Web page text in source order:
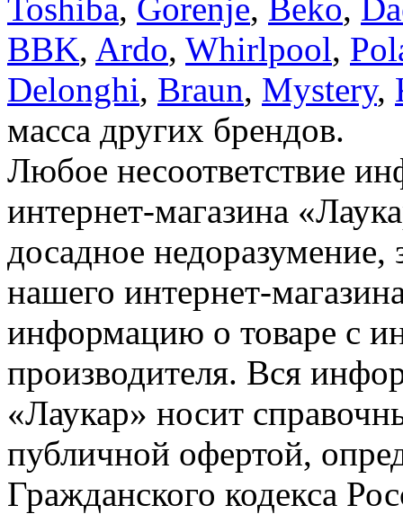
Toshiba, Gorenje, Beko,
BBK, Ardo, Whirlpool,
Delonghi, Braun, Mystery,
масса других брендов.
Любое несоответствие
интернет-магазина
досадное недоразумение,
нашего интернет-
информацию о товаре с
производителя. Вся
«Лаукар» носит
публичной офертой,
Гражданского кодекса